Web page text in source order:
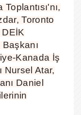
Toronto
Kanada İş
Nursel Atar,
Daniel